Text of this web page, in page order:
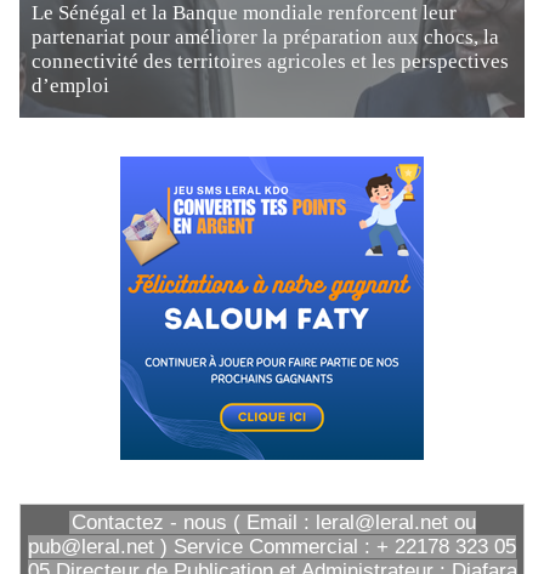
Le Sénégal et la Banque mondiale renforcent leur
partenariat pour améliorer la préparation aux chocs, la
connectivité des territoires agricoles et les perspectives
d’emploi
Contactez - nous ( Email : leral@leral.net ou
pub@leral.net ) Service Commercial : + 22178 323 05